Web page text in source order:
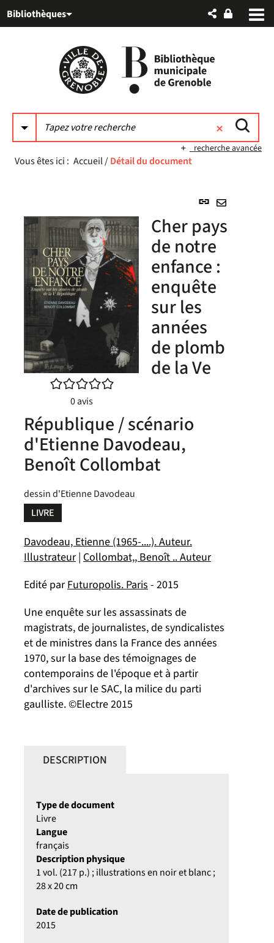
au
auBibliothèques
recherche avancée
Vous êtes ici : Accueil/Détail du document
Lien
(Nouvelle
par
/5
0avis
Cher pays
de notre
enfance :
enquête
sur les
années
de plomb
de la Ve
République / scénario
d'Etienne Davodeau,
Benoît Collombat
dessin d'Etienne Davodeau
LIVRE
Davodeau, Etienne (1965-....). Auteur.
Illustrateur| Collombat,, Benoît .. Auteur
Edité parFuturopolis. Paris - 2015
Une enquête sur les assassinats de
magistrats, de journalistes, de syndicalistes
et de ministres dans la France des années
1970, sur la base des témoignages de
contemporains de l'époque et à partir
d'archives sur le SAC, la milice du parti
gaulliste. ©Electre 2015
DESCRIPTION
Type de document
Livre
Langue
français
Description physique
1 vol. (217 p.) ; illustrations en noir et blanc ;
28 x 20 cm
Date de publication
2015